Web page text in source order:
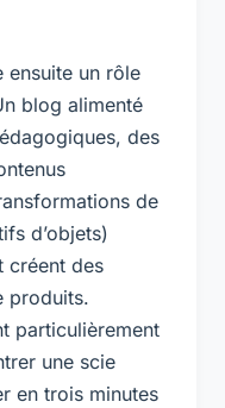
ensuite un rôle
blog alimenté
des
de
d’objets)
créent des
produits.
particulièrement
une scie
en trois minutes